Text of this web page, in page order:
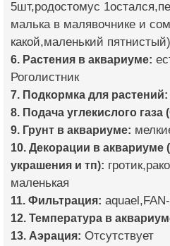
5шт,родостомус
малька в малявочнике и
какой,маленький
6. Растения в аквариуме:
Роголистник
7. Подкормка для растений:
8. Подача углекислого газа
9. Грунт в аквариуме:
10. Декорации в аквариуме
украшения и тп):
маленькая
11. Фильтрация:
12. Температура в
13. Аэрация: Отсутствует